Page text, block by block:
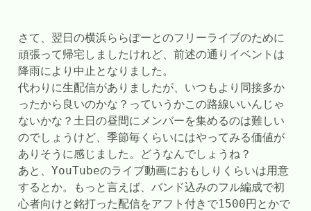
さて、翌日の横浜ららぽーとのフリーライブのために
頑張って帰宅しましたけれど、前述の通りイベントは
降雨により中止となりました。
代わりに生配信がありましたが、いつもより同接多か
ったから良いのかな？っていうかこの路線いいんじゃ
ないかな？土日の昼間にメンバーを集めるのは難しい
のでしょうけど、季節毎くらいにはやってみる価値が
ありそうに感じました。どうなんでしょうね？
あと、YouTubeのライブ動画におもしりくらいは用意
するとか。もっと言えば、バンド込みのフル編成で初
心者向けと銘打った配信をアフト付きで1500円とかで